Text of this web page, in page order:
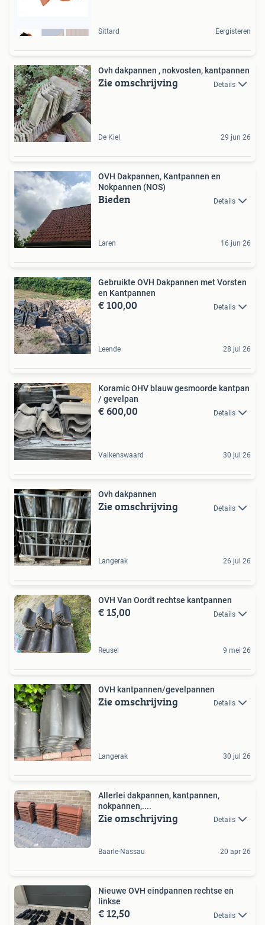
Sittard Eergisteren
Ovh dakpannen , nokvosten, kantpannen
Zie omschrijving Details
De Kiel 29 jun 26
OVH Dakpannen, Kantpannen en
Nokpannen (NOS)
Bieden Details
Laren 16 jun 26
Gebruikte OVH Dakpannen met Vorsten
en Kantpannen
€ 100,00 Details
Leende 28 jul 26
Koramic OHV blauw gesmoorde kantpan
/ gevelpan
€ 600,00 Details
Valkenswaard 30 jul 26
Ovh dakpannen
Zie omschrijving Details
Langerak 26 jul 26
OVH Van Oordt rechtse kantpannen
€ 15,00 Details
Reusel 9 mei 26
OVH kantpannen/gevelpannen
Zie omschrijving Details
Langerak 30 jul 26
Allerlei dakpannen, kantpannen,
nokpannen,....
Zie omschrijving Details
Baarle-Nassau 20 apr 26
Nieuwe OVH eindpannen rechtse en
linkse
€ 12,50 Details